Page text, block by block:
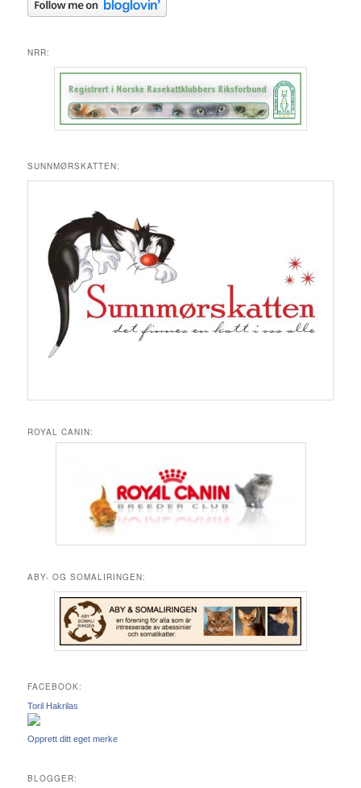
NRR:
SUNNMØRSKATTEN:
ROYAL CANIN:
ABY- OG SOMALIRINGEN:
FACEBOOK:
Toril Hakrilas
Opprett ditt eget merke
BLOGGER: